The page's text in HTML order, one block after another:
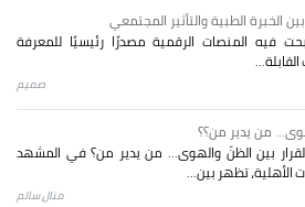
الخبرة الطبية والتأثير المجتمعي
فيه المنصات الرقمية مصدرًا رئيسيًا للمعرفة
صميم
من يدير من؟؟
بين الظنّ والهوى… من يدير من؟ في المشهد
الأهلية، تظهر بين...
منال سالم